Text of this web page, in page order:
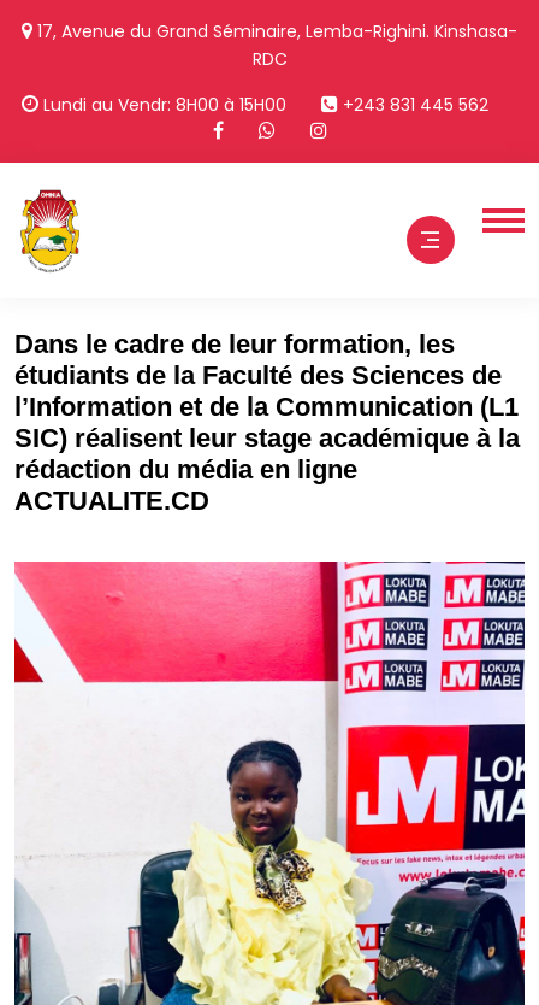
17, Avenue du Grand Séminaire, Lemba-Righini. Kinshasa-
RDC
Lundi au Vendr: 8H00 à 15H00
+243 831 445 562
Dans le cadre de leur formation, les
étudiants de la Faculté des Sciences de
l’Information et de la Communication (L1
SIC) réalisent leur stage académique à la
rédaction du média en ligne
ACTUALITE.CD